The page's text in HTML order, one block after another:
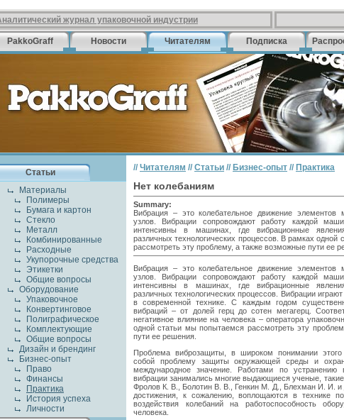
журнал упаковочной индустрии
PakkoGraff Новости Читателям Подписка
Статьи
Материалы
Полимеры
Бумага и картон
Стекло
Металл
Комбинированные
Расходные
Укупорочные средства
Этикетки
Общие вопросы
Оборудование
Упаковочное
Конвертинговое
Полиграфическое
Комплектующие
Общие вопросы
Дизайн и брендинг
Бизнес-опыт
Право
Финансы
Практика
История успеха
Личности
// Читателям // Статьи // Бизнес-опыт // Практика
Нет колебаниям
Summary:
Вибрация – это колебательное движение элементов
узлов. Вибрации сопровождают работу каждой
интенсивны в машинах, где вибрационные
различных технологических процессов. В рамках одной
рассмотреть эту проблему, а также возможные пути ее
Вибрация – это колебательное движение элементов
узлов. Вибрации сопровождают работу каждой
интенсивны в машинах, где вибрационные
различных технологических процессов. Вибрации
в современной технике. С каждым годом
вибраций – от долей герц до сотен мегагерц.
негативное влияние на человека – оператора
одной статьи мы попытаемся рассмотреть эту
пути ее решения.
Проблема виброзащиты, в широком понимании этого
собой проблему защиты окружающей среды и
международное значение. Работами по устранению
вибрации занимались многие выдающиеся ученые,
Фролов К. В., Болотин В. В., Генкин М. Д., Блехман И. И. и
достижения, к сожалению, воплощаются в технике
воздействия колебаний на работоспособность
человека.